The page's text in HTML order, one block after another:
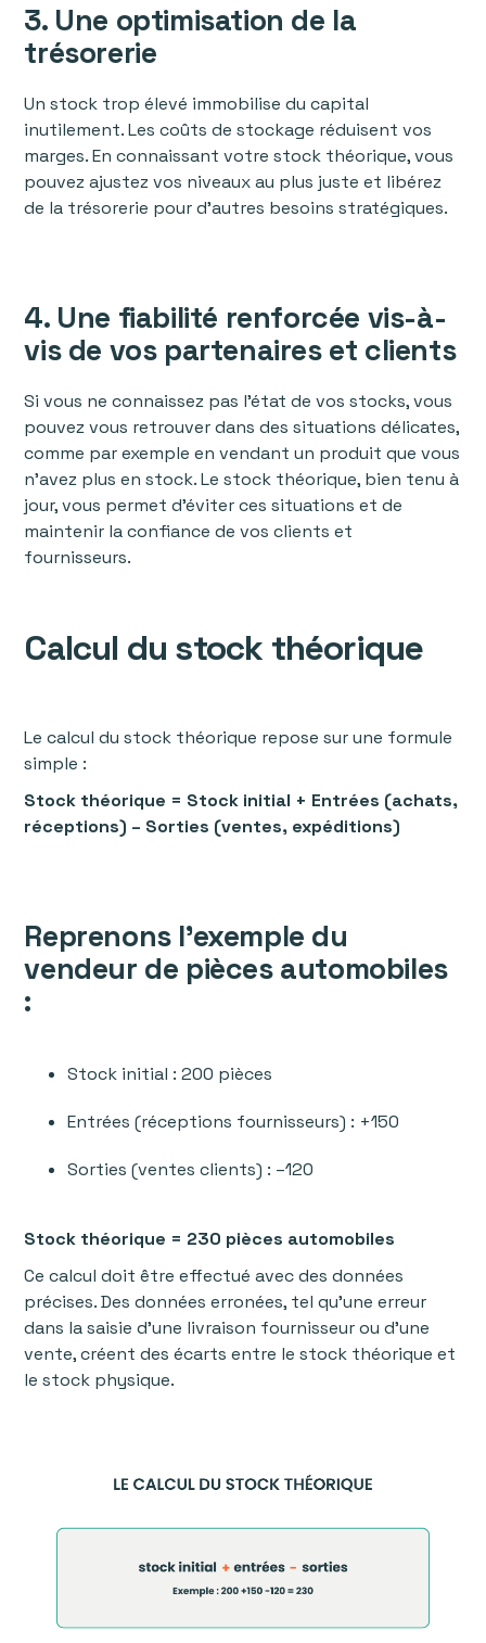
3. Une optimisation de la
trésorerie
Un stock trop élevé immobilise du capital
inutilement. Les coûts de stockage réduisent vos
marges. En connaissant votre stock théorique, vous
pouvez ajustez vos niveaux au plus juste et libérez
de la trésorerie pour d’autres besoins stratégiques.
4. Une fiabilité renforcée vis-à-
vis de vos partenaires et clients
Si vous ne connaissez pas l’état de vos stocks, vous
pouvez vous retrouver dans des situations délicates,
comme par exemple en vendant un produit que vous
n’avez plus en stock. Le stock théorique, bien tenu à
jour, vous permet d’éviter ces situations et de
maintenir la confiance de vos clients et
fournisseurs.
Calcul du stock théorique
Le calcul du stock théorique repose sur une formule
simple :
Stock théorique = Stock initial + Entrées (achats,
réceptions) – Sorties (ventes, expéditions)
Reprenons l’exemple du
vendeur de pièces automobiles
:
Stock initial : 200 pièces
Entrées (réceptions fournisseurs) : +150
Sorties (ventes clients) : –120
Stock théorique = 230 pièces automobiles
Ce calcul doit être effectué avec des données
précises. Des données erronées, tel qu’une erreur
dans la saisie d’une livraison fournisseur ou d’une
vente, créent des écarts entre le stock théorique et
le stock physique.